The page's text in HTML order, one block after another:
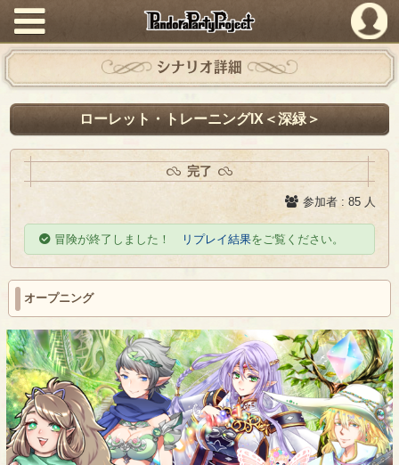
PandoraPartyProject
シナリオ詳細
ローレット・トレーニングIX＜深緑＞
完了
参加者 : 85 人
冒険が終了しました！ リプレイ結果をご覧ください。
オープニング